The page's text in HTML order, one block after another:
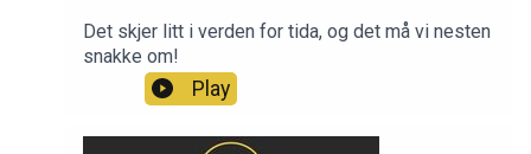
Det skjer litt i verden for tida, og det må vi nesten
snakke om!
Play